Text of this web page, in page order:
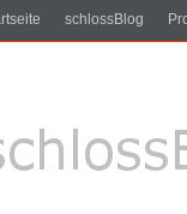
schlossBlog